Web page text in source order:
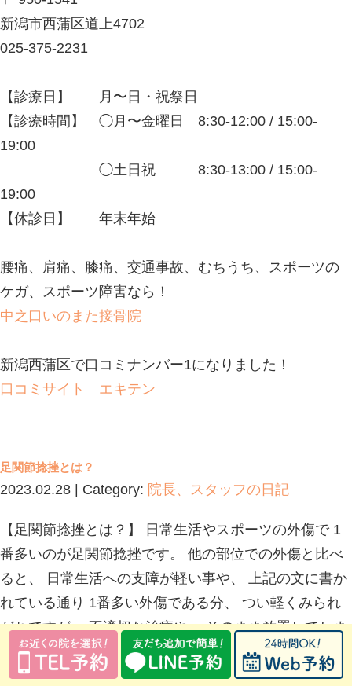
腰痛、肩痛、膝痛、交通事故、むち
中之口いのまた接骨院
新潟西蒲区で口コミナンバー1になり
口コミサイト エキテン
2023.06.09 | Category:院長、スタッ
清々しい毎日が続いておりますね。
梅雨が始まり、ジメジメと湿気が多
が降ったり止んだり、暑くなったり
変わりやすい気候となります。 お身
ら、お早めに当院にご相談ください
ーバー病についてお話していこうと
ー病とは、別名:踵骨骨端症(しょうこ